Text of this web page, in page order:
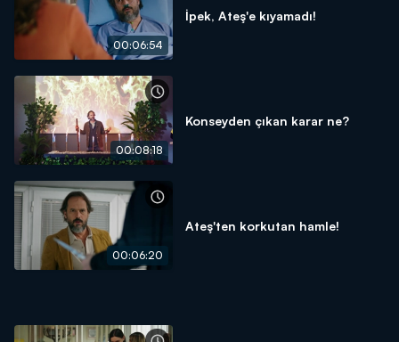
00:06:54
İpek, Ateş'e kıyamadı!
00:08:18
Konseyden çıkan karar ne?
00:06:20
Ateş'ten korkutan hamle!